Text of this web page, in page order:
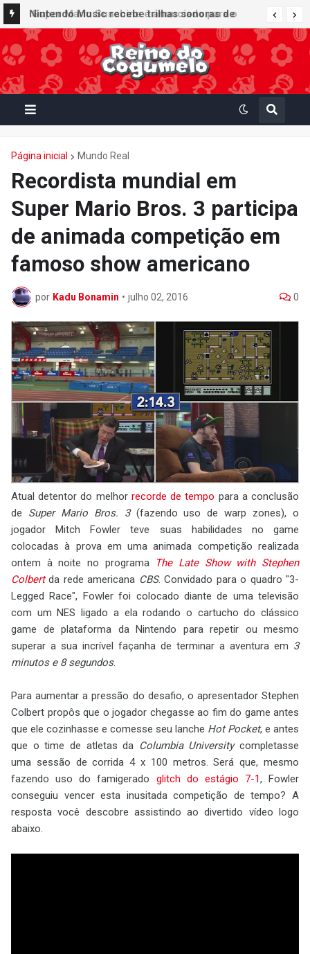
Nintendo Music recebe trilhas sonoras de
Virtual Boy Wario Land, Mario Clash e Mario's
Tennis em adição histórica ao catálogo
Super Mario Sunshine é anunciado para o
Nintendo GameCube - Nintendo Classics do
Nintendo Switch Online
Página inicial Mundo Real
Recordista mundial em
Super Mario Bros. 3 participa
de animada competição em
famoso show americano
por Kadu Bonamin • julho 02, 2016 0
Atual detentor do melhor recorde de tempo para a conclusão
de Super Mario Bros. 3(fazendo uso de warp zones), o
jogador Mitch Fowler teve suas habilidades no game
colocadas à prova em uma animada competição realizada
ontem à noite no programa The Late Show with Stephen
Colbertda rede americana CBS. Convidado para o quadro "3-
Legged Race", Fowler foi colocado diante de uma televisão
com um NES ligado a ela rodando o cartucho do clássico
game de plataforma da Nintendo para repetir ou mesmo
superar a sua incrível façanha de terminar a aventura em 3
minutos e 8 segundos.
Para aumentar a pressão do desafio, o apresentador Stephen
Colbert propôs que o jogador chegasse ao fim do game antes
que ele cozinhasse e comesse seu lanche Hot Pocket, e antes
que o time de atletas da Columbia Universitycompletasse
uma sessão de corrida 4 x 100 metros. Será que, mesmo
fazendo uso do famigerado glitch do estágio 7-1, Fowler
conseguiu vencer esta inusitada competição de tempo? A
resposta você descobre assistindo ao divertido vídeo logo
abaixo.